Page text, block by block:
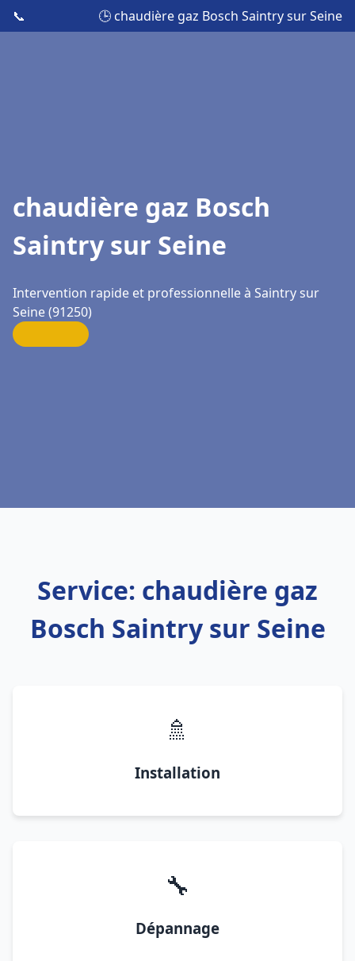
📞 🕒 chaudière gaz Bosch Saintry sur Seine
chaudière gaz Bosch
Saintry sur Seine
Intervention rapide et professionnelle à Saintry sur
Seine (91250)
Service: chaudière gaz
Bosch Saintry sur Seine
🚿
Installation
🔧
Dépannage